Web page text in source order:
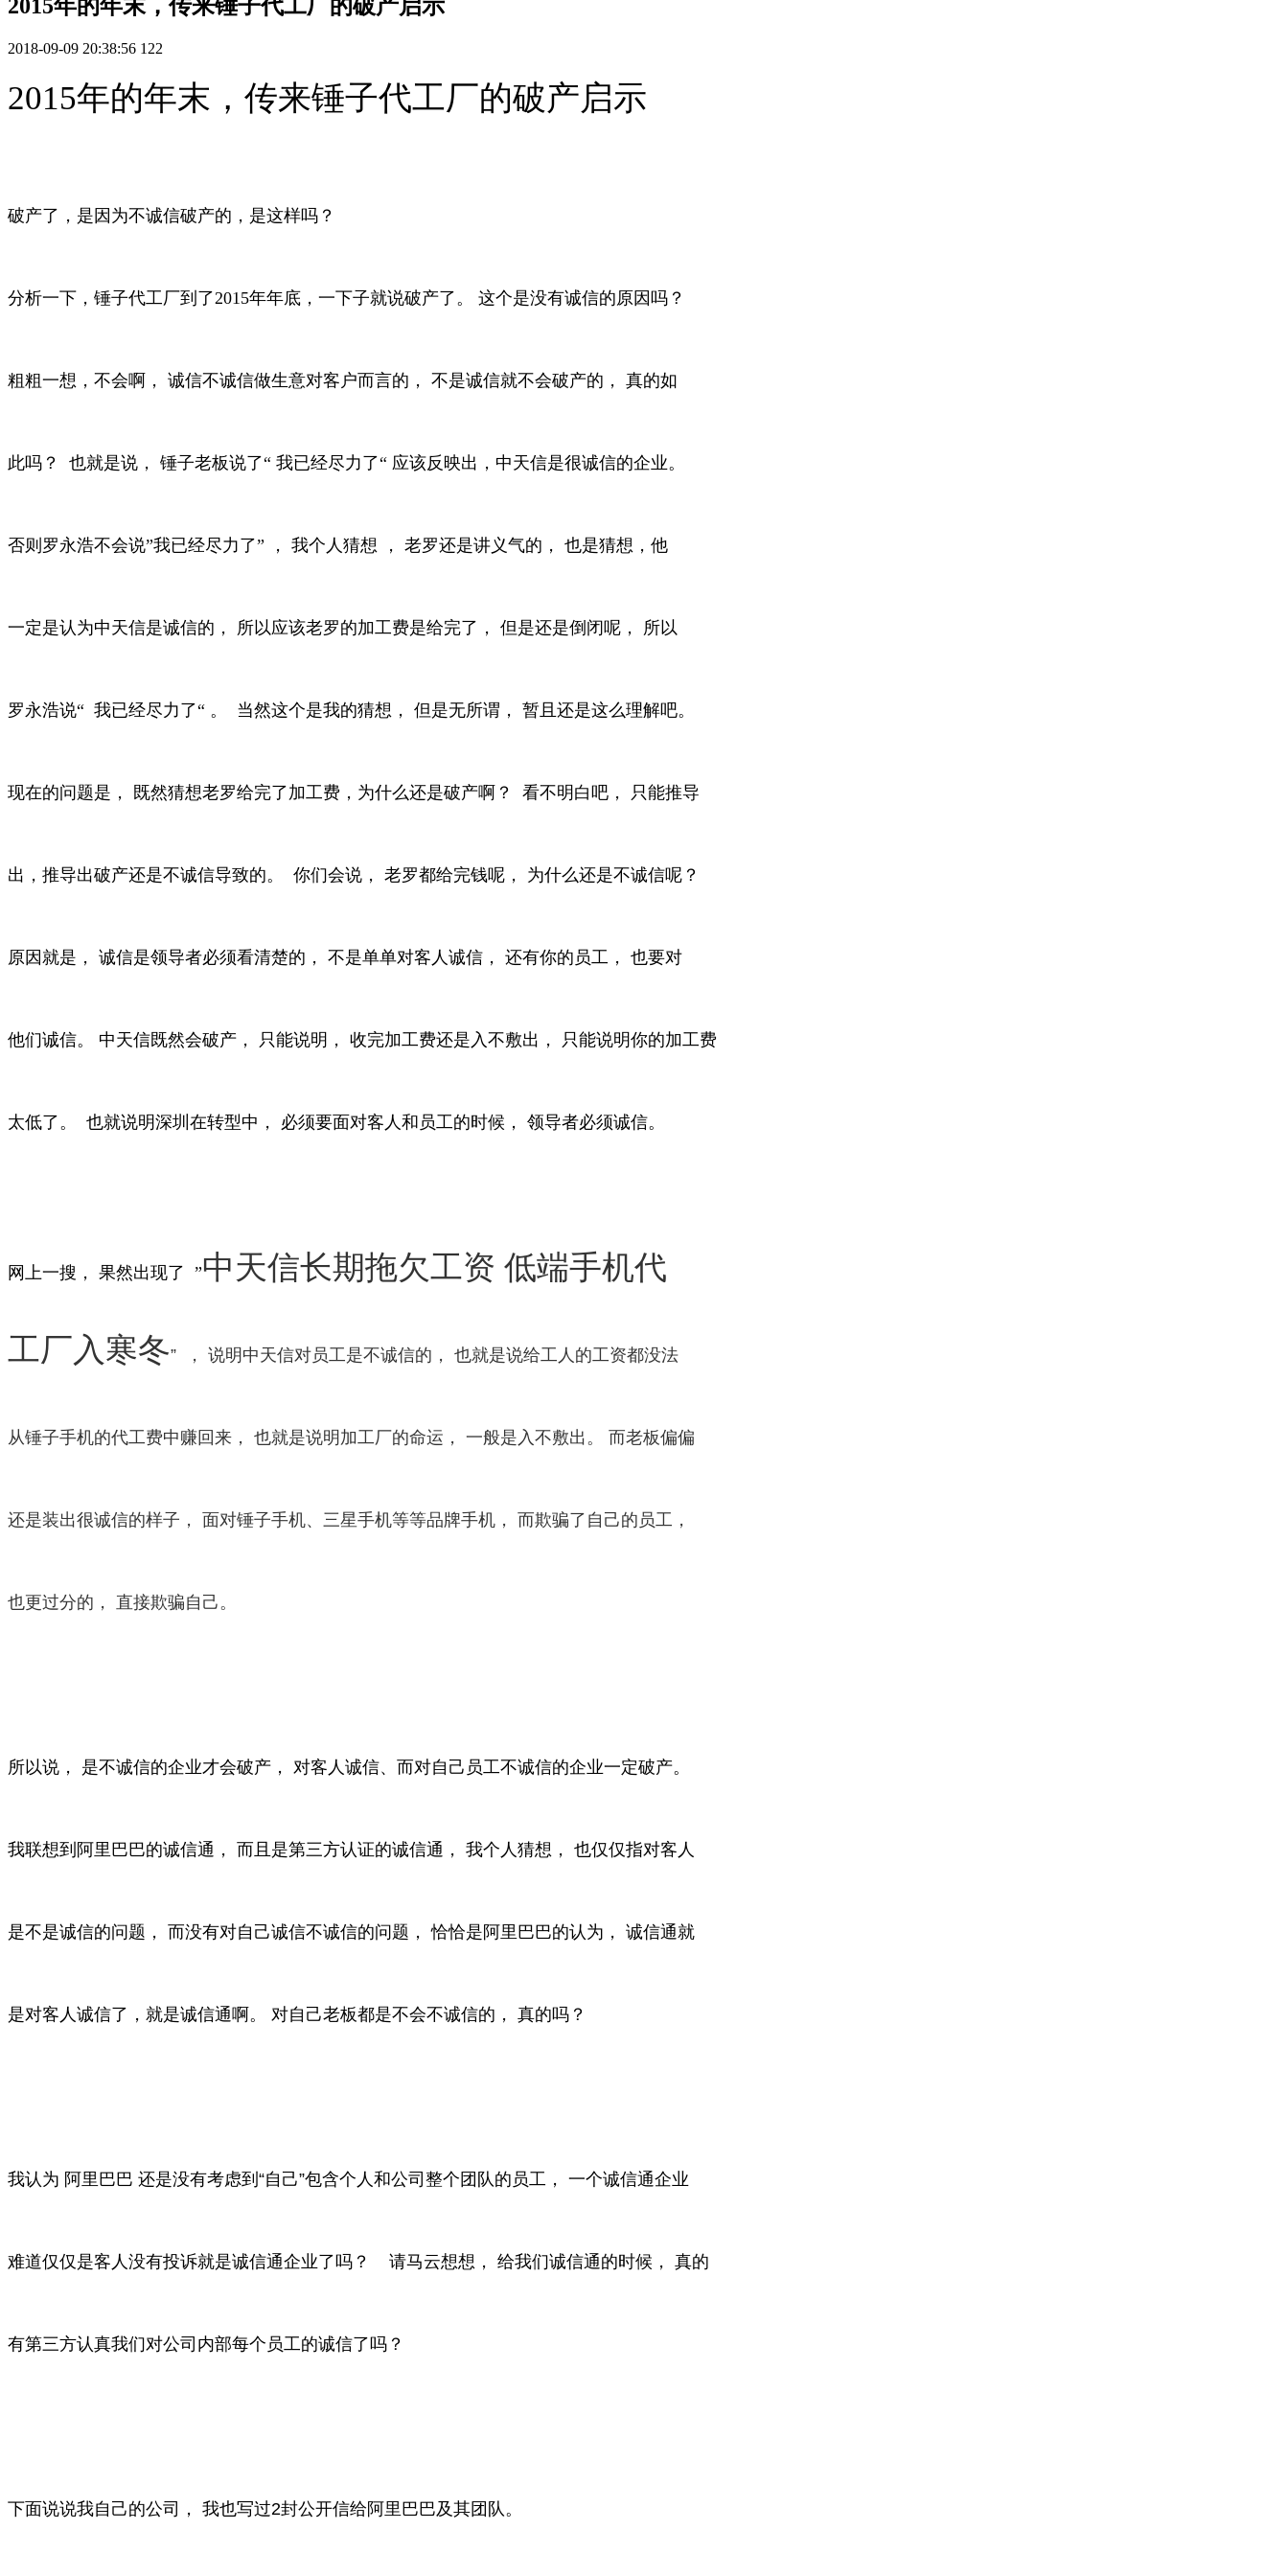
2015年的年末，传来锤子代工厂的破产启示
2018-09-09 20:38:56 122
2015年的年末，传来锤子代工厂的破产启示
破产了，是因为不诚信破产的，是这样吗？
分析一下，锤子代工厂到了2015年年底，一下子就说破产了。 这个是没有诚信的原因吗？
粗粗一想，不会啊， 诚信不诚信做生意对客户而言的， 不是诚信就不会破产的， 真的如
此吗？ 也就是说， 锤子老板说了“ 我已经尽力了“ 应该反映出，中天信是很诚信的企业。
否则罗永浩不会说”我已经尽力了” ， 我个人猜想 ， 老罗还是讲义气的， 也是猜想，他
一定是认为中天信是诚信的， 所以应该老罗的加工费是给完了， 但是还是倒闭呢， 所以
罗永浩说“ 我已经尽力了“ 。 当然这个是我的猜想， 但是无所谓， 暂且还是这么理解吧。
现在的问题是， 既然猜想老罗给完了加工费，为什么还是破产啊？ 看不明白吧， 只能推导
出，推导出破产还是不诚信导致的。 你们会说， 老罗都给完钱呢， 为什么还是不诚信呢？
原因就是， 诚信是领导者必须看清楚的， 不是单单对客人诚信， 还有你的员工， 也要对
他们诚信。 中天信既然会破产， 只能说明， 收完加工费还是入不敷出， 只能说明你的加工费
太低了。 也就说明深圳在转型中， 必须要面对客人和员工的时候， 领导者必须诚信。
网上一搜， 果然出现了 ”中天信长期拖欠工资 低端手机代
工厂入寒冬” ， 说明中天信对员工是不诚信的， 也就是说给工人的工资都没法
从锤子手机的代工费中赚回来， 也就是说明加工厂的命运， 一般是入不敷出。 而老板偏偏
还是装出很诚信的样子， 面对锤子手机、三星手机等等品牌手机， 而欺骗了自己的员工，
也更过分的， 直接欺骗自己。
所以说， 是不诚信的企业才会破产， 对客人诚信、而对自己员工不诚信的企业一定破产。
我联想到阿里巴巴的诚信通， 而且是第三方认证的诚信通， 我个人猜想， 也仅仅指对客人
是不是诚信的问题， 而没有对自己诚信不诚信的问题， 恰恰是阿里巴巴的认为， 诚信通就
是对客人诚信了，就是诚信通啊。 对自己老板都是不会不诚信的， 真的吗？
我认为 阿里巴巴 还是没有考虑到“自己”包含个人和公司整个团队的员工， 一个诚信通企业
难道仅仅是客人没有投诉就是诚信通企业了吗？ 请马云想想， 给我们诚信通的时候， 真的
有第三方认真我们对公司内部每个员工的诚信了吗？
下面说说我自己的公司， 我也写过2封公开信给阿里巴巴及其团队。